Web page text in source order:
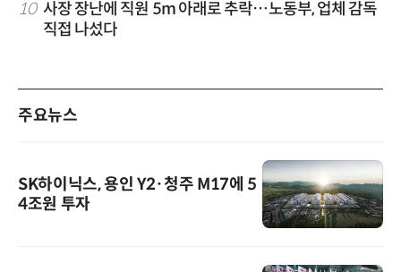
10 사장 장난에 직원 5m 아래로 추락…노동부, 업체 감독
직접 나섰다
주요뉴스
SK하이닉스, 용인 Y2·청주 M17에 5
4조원 투자